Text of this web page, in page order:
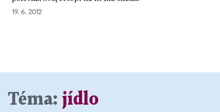
19. 6. 2012
Téma: jídlo